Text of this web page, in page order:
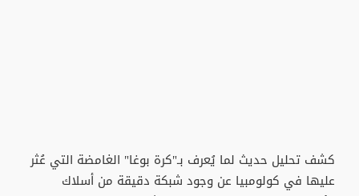
كشف تحليل حديث لما يُعرف بـ"كرة بوغا" الغامضة التي عُثر
عليها في كولومبيا عن وجود شبكة دقيقة من أسلاك